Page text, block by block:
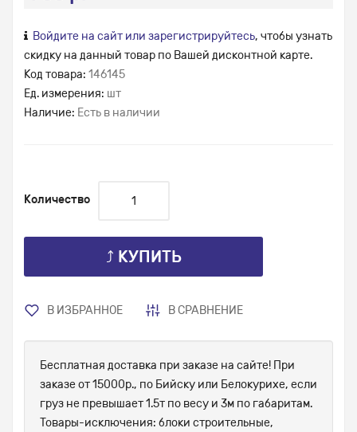
Войдите на сайт или зарегистрируйтесь, чтобы узнать
скидку на данный товар по Вашей дисконтной карте.
Код товара: 146145
Ед. измерения: шт
Наличие: Есть в наличии
Количество
⤴ КУПИТЬ
В ИЗБРАННОЕ В СРАВНЕНИЕ
Бесплатная доставка при заказе на сайте! При
заказе от 15000р., по Бийску или Белокурихе, если
груз не превышает 1.5т по весу и 3м по габаритам.
Товары-исключения: блоки строительные,